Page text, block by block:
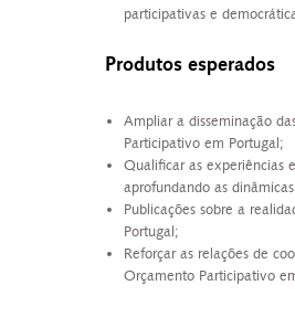
participativas e
Produtos esperados
Ampliar a disseminação
Participativo em Portugal;
Qualificar as experiências
aprofundando as
Publicações sobre a
Portugal;
Reforçar as relações de
Orçamento Participativo